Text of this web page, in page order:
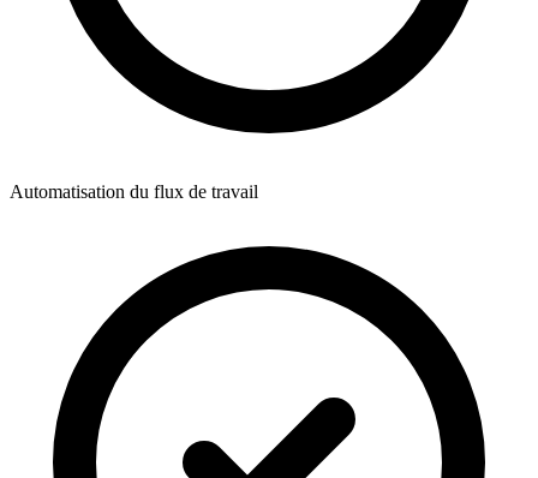
Automatisation du flux de travail